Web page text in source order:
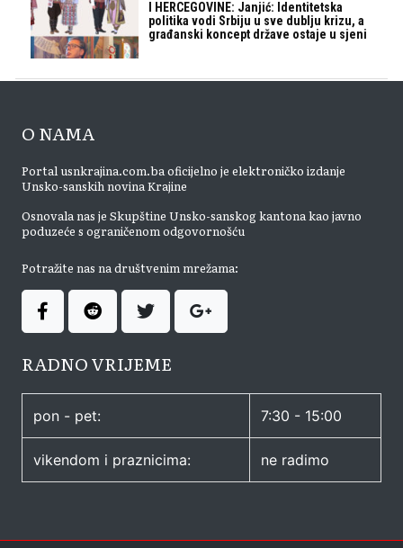
I HERCEGOVINE: Janjić: Identitetska
politika vodi Srbiju u sve dublju krizu, a
građanski koncept države ostaje u sjeni
O NAMA
Portal usnkrajina.com.ba oficijelno je elektroničko izdanje
Unsko-sanskih novina Krajine
Osnovala nas je Skupštine Unsko-sanskog kantona kao javno
poduzeće s ograničenom odgovornošću
Potražite nas na društvenim mrežama:
RADNO VRIJEME
pon - pet: 7:30 - 15:00
vikendom i praznicima: ne radimo